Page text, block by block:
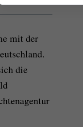
mit der
die